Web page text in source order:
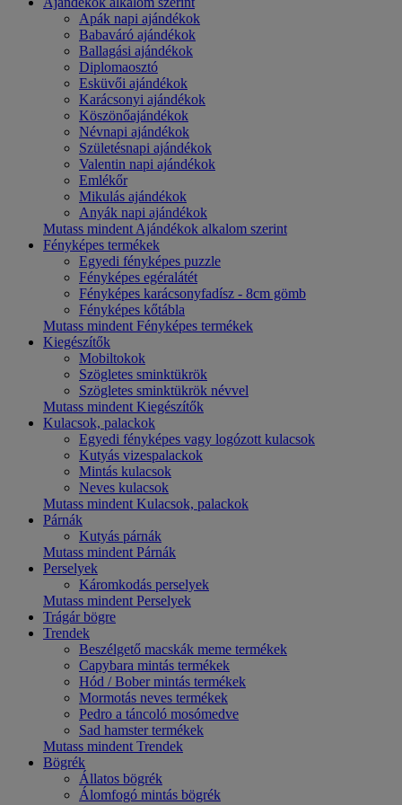
Apák napi ajándékok
Babaváró ajándékok
Ballagási ajándékok
Diplomaosztó
Esküvői ajándékok
Karácsonyi ajándékok
Köszönőajándékok
Névnapi ajándékok
Születésnapi ajándékok
Valentin napi ajándékok
Emlékőr
Mikulás ajándékok
Anyák napi ajándékok
Mutass mindent Ajándékok alkalom szerint
Fényképes termékek
Egyedi fényképes puzzle
Fényképes egéralátét
Fényképes karácsonyfadísz - 8cm gömb
Fényképes kőtábla
Mutass mindent Fényképes termékek
Kiegészítők
Mobiltokok
Szögletes sminktükrök
Szögletes sminktükrök névvel
Mutass mindent Kiegészítők
Kulacsok, palackok
Egyedi fényképes vagy logózott kulacsok
Kutyás vizespalackok
Mintás kulacsok
Neves kulacsok
Mutass mindent Kulacsok, palackok
Párnák
Kutyás párnák
Mutass mindent Párnák
Perselyek
Káromkodás perselyek
Mutass mindent Perselyek
Trágár bögre
Trendek
Beszélgető macskák meme termékek
Capybara mintás termékek
Hód / Bober mintás termékek
Mormotás neves termékek
Pedro a táncoló mosómedve
Sad hamster termékek
Mutass mindent Trendek
Bögrék
Állatos bögrék
Álomfogó mintás bögrék